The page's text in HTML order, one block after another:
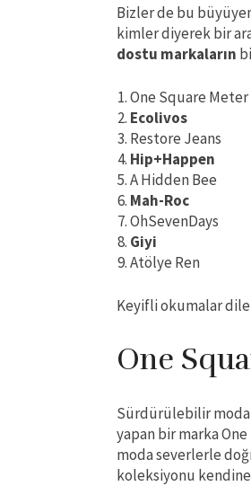
Bizler de bu
kimler diyerek bir
dostu markaların
One Square Meter
Ecolivos
Restore Jeans
Hip+Happen
A Hidden Bee
Mah-Roc
OhSevenDays
Giyi
Atölye Ren
Keyifli okumalar
One
Sürdürülebilir moda
yapan bir marka
moda severlerle
koleksiyonu